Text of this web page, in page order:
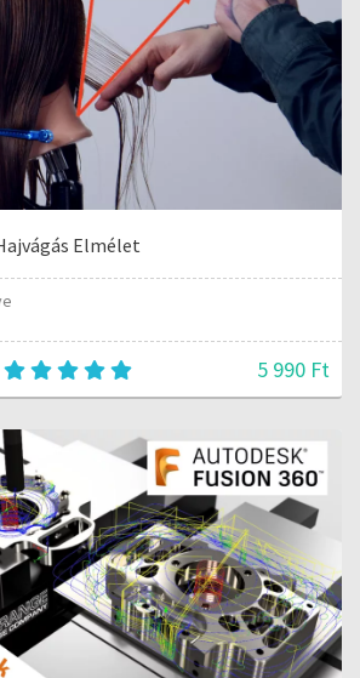
Elmélet
5 990 Ft